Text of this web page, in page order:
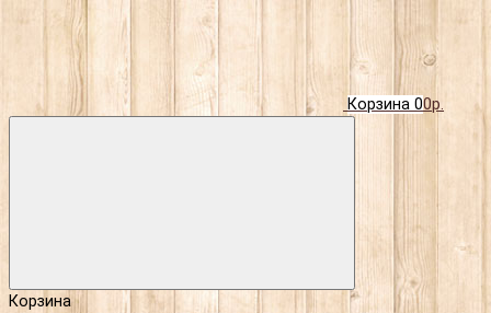
Корзина 00р.
Корзина